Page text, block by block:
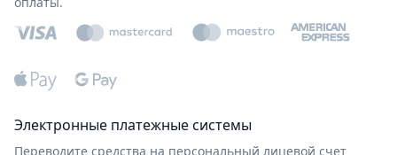
Электронные платежные системы
Переводите средства на персональный лицевой счет